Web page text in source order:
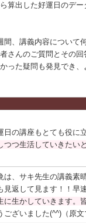
した好運日のデータ
義内容について何
のご質問とその回答
疑問も発見でき、よ
日の講座もとても役に
つつ生活していきたい
は、サキ先生の講義素
見返して見ます！！早
に生かしていきます。
ございました(^^)（原